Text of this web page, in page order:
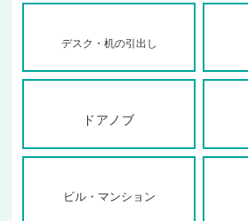
デスク・机の引出し
ドアノブ
ビル・マンション